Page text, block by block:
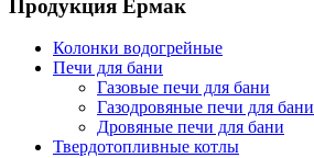
Продукция Ермак
Колонки водогрейные
Печи для бани
Газовые печи для бани
Газодровяные печи для бани
Дровяные печи для бани
Твердотопливные котлы